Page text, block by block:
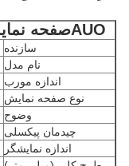
AUOصفحه
سازنده
نام مدل
اندازه مورب
نوع صفحه نمایش
وضوح
چیدمان پیکسلی
اندازه نمایشگر